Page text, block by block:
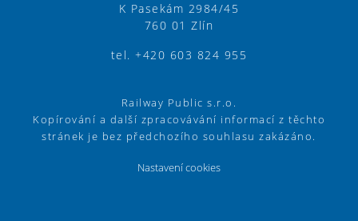
K Pasekám 2984/45
760 01 Zlín
tel. +420 603 824 955
Railway Public s.r.o.
Kopírování a další zpracovávání informací z těchto
stránek je bez předchozího souhlasu zakázáno.
Nastavení cookies